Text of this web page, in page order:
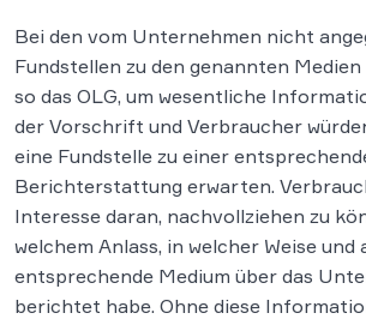
Bei den vom Unternehmen nicht
Fundstellen zu den genannten Medien
so das OLG, um wesentliche
der Vorschrift und Verbraucher
eine Fundstelle zu einer
Berichterstattung erwarten.
Interesse daran, nachvollziehen zu
welchem Anlass, in welcher Weise und
entsprechende Medium über das
berichtet habe. Ohne diese